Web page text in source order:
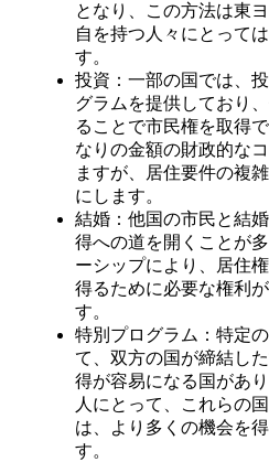
となり、この方法は東
自を持つ人々にとって
す。
投資：一部の国では、
グラムを提供しており
ることで市民権を取得
なりの金額の財政的な
ますが、居住要件の複
にします。
結婚：他国の市民と結
得への道を開くことが
ーシップにより、居住
得るために必要な権利
す。
特別プログラム：特定
て、双方の国が締結し
得が容易になる国があ
人にとって、これらの
は、より多くの機会を
す。